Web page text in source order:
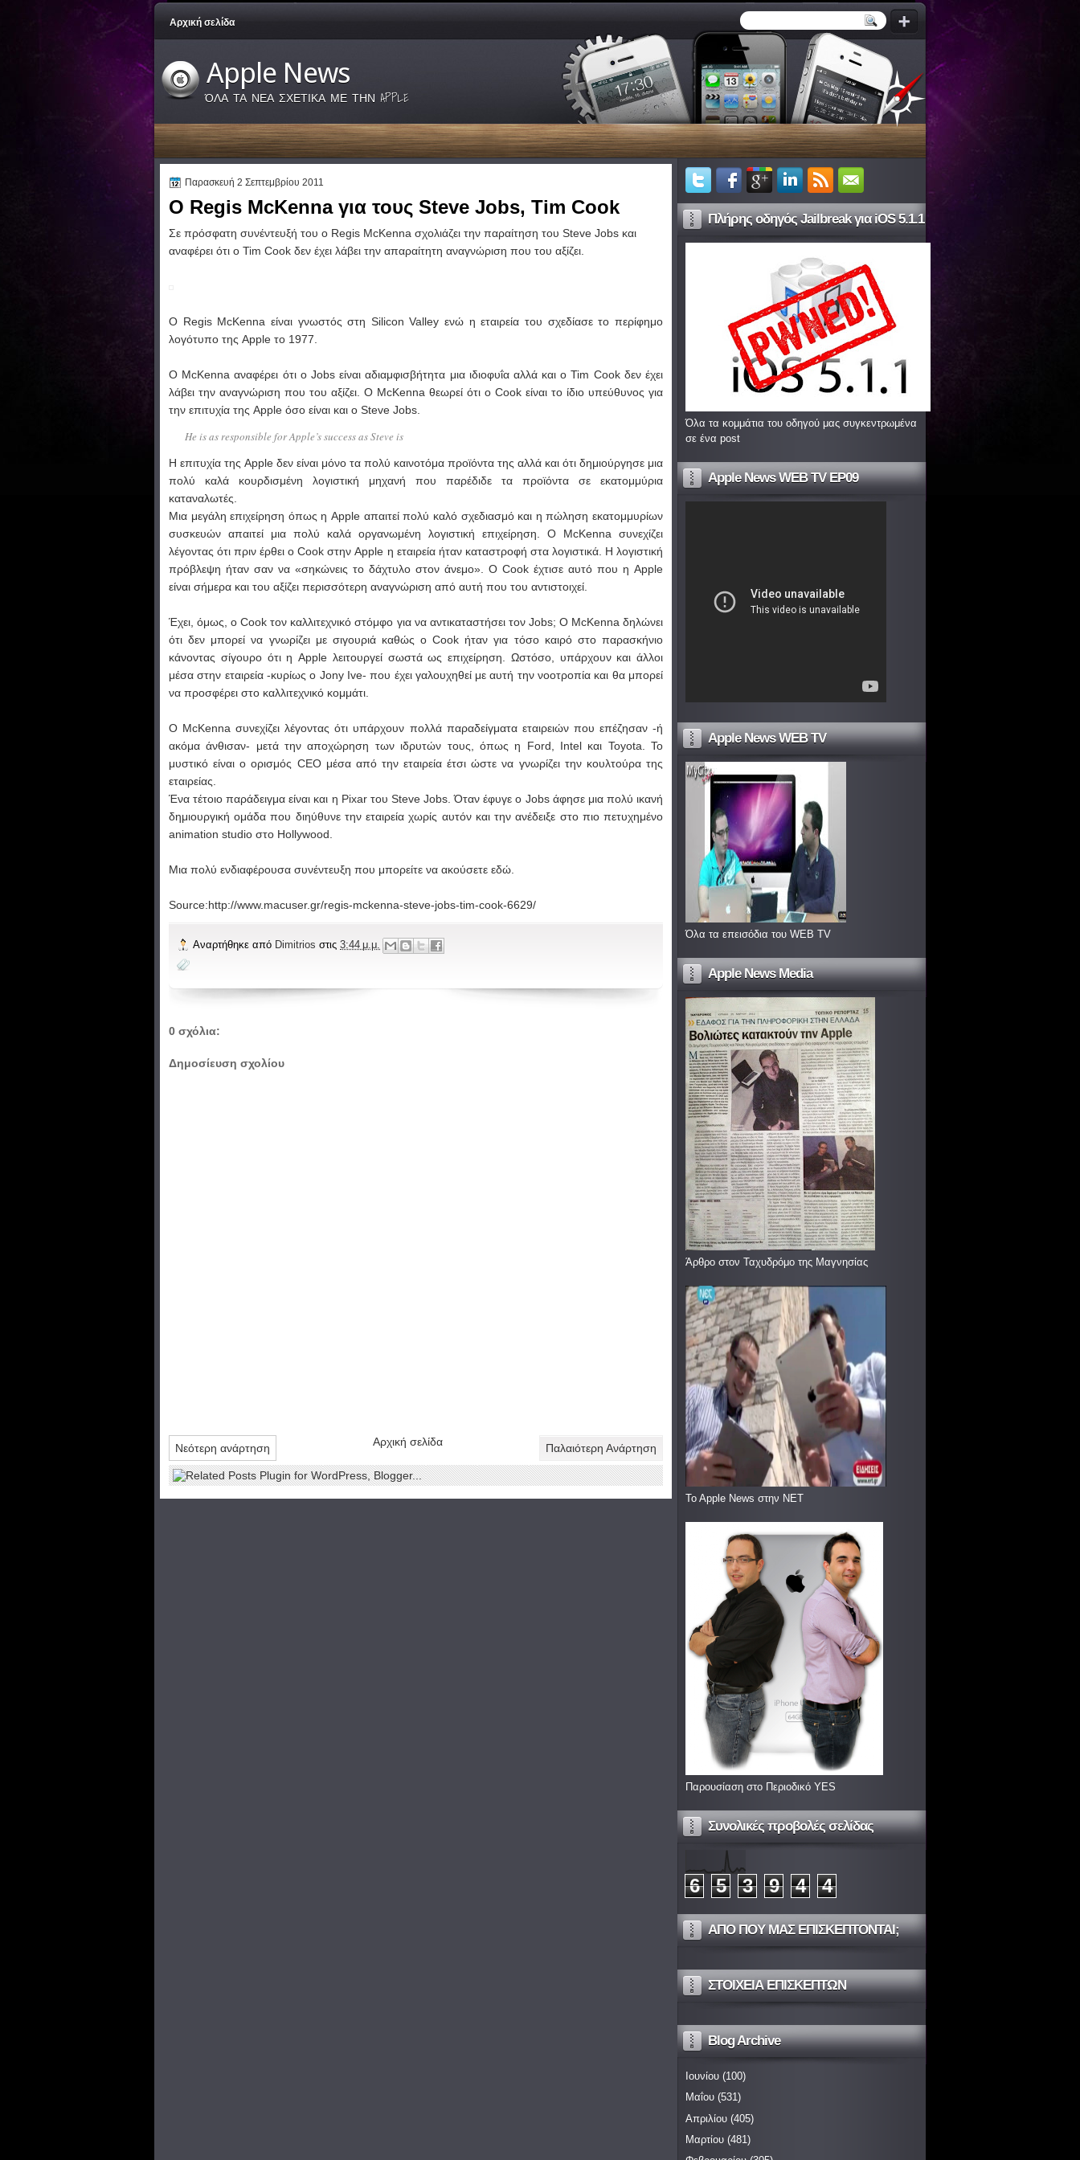
Αρχική σελίδα
Apple News
ΌΛΑ ΤΑ ΝΕΑ ΣΧΕΤΙΚΑ ΜΕ ΤΗΝ APPLE
Παρασκευή 2 Σεπτεμβρίου 2011
Ο Regis McKenna για τους Steve Jobs, Tim Cook
Σε πρόσφατη συνέντευξή του ο Regis McKenna σχολιάζει την παραίτηση του Steve Jobs και
αναφέρει ότι ο Tim Cook δεν έχει λάβει την απαραίτητη αναγνώριση που του αξίζει.
Ο Regis McKenna είναι γνωστός στη Silicon Valley ενώ η εταιρεία του σχεδίασε το περίφημο
λογότυπο της Apple το 1977.
Ο McKenna αναφέρει ότι ο Jobs είναι αδιαμφισβήτητα μια ιδιοφυΐα αλλά και ο Tim Cook δεν έχει
λάβει την αναγνώριση που του αξίζει. Ο McKenna θεωρεί ότι ο Cook είναι το ίδιο υπεύθυνος για
την επιτυχία της Apple όσο είναι και ο Steve Jobs.
He is as responsible for Apple’s success as Steve is
Η επιτυχία της Apple δεν είναι μόνο τα πολύ καινοτόμα προϊόντα της αλλά και ότι δημιούργησε μια
πολύ καλά κουρδισμένη λογιστική μηχανή που παρέδιδε τα προϊόντα σε εκατομμύρια
καταναλωτές.
Μια μεγάλη επιχείρηση όπως η Apple απαιτεί πολύ καλό σχεδιασμό και η πώληση εκατομμυρίων
συσκευών απαιτεί μια πολύ καλά οργανωμένη λογιστική επιχείρηση. Ο McKenna συνεχίζει
λέγοντας ότι πριν έρθει ο Cook στην Apple η εταιρεία ήταν καταστροφή στα λογιστικά. Η λογιστική
πρόβλεψη ήταν σαν να «σηκώνεις το δάχτυλο στον άνεμο». Ο Cook έχτισε αυτό που η Apple
είναι σήμερα και του αξίζει περισσότερη αναγνώριση από αυτή που του αντιστοιχεί.
Έχει, όμως, ο Cook τον καλλιτεχνικό στόμφο για να αντικαταστήσει τον Jobs; O McKenna δηλώνει
ότι δεν μπορεί να γνωρίζει με σιγουριά καθώς ο Cook ήταν για τόσο καιρό στο παρασκήνιο
κάνοντας σίγουρο ότι η Apple λειτουργεί σωστά ως επιχείρηση. Ωστόσο, υπάρχουν και άλλοι
μέσα στην εταιρεία -κυρίως ο Jony Ive- που έχει γαλουχηθεί με αυτή την νοοτροπία και θα μπορεί
να προσφέρει στο καλλιτεχνικό κομμάτι.
Ο McKenna συνεχίζει λέγοντας ότι υπάρχουν πολλά παραδείγματα εταιρειών που επέζησαν -ή
ακόμα άνθισαν- μετά την αποχώρηση των ιδρυτών τους, όπως η Ford, Intel και Toyota. Το
μυστικό είναι ο ορισμός CEO μέσα από την εταιρεία έτσι ώστε να γνωρίζει την κουλτούρα της
εταιρείας.
Ένα τέτοιο παράδειγμα είναι και η Pixar του Steve Jobs. Όταν έφυγε ο Jobs άφησε μια πολύ ικανή
δημιουργική ομάδα που διηύθυνε την εταιρεία χωρίς αυτόν και την ανέδειξε στο πιο πετυχημένο
animation studio στο Hollywood.
Μια πολύ ενδιαφέρουσα συνέντευξη που μπορείτε να ακούσετε εδώ
Source:http://www.macuser.gr/regis-mckenna-steve-jobs-tim-cook-6629/
Αναρτήθηκε από Dimitrios στις 3:44 μ.μ.
0 σχόλια:
Δημοσίευση σχολίου
Νεότερη ανάρτηση Παλαιότερη Ανάρτηση
Αρχική σελίδα
Πλήρης οδηγός Jailbreak για iOS 5.1.1
Όλα τα κομμάτια του οδηγού μας συγκεντρωμένα
σε ένα post
Apple News WEB TV EP09
Apple News WEB TV
Όλα τα επεισόδια του WEB TV
Apple News Media
Άρθρο στον Ταχυδρόμο της Μαγνησίας
To Apple News στην ΝΕΤ
Παρουσίαση στο Περιοδικό YES
Συνολικές προβολές σελίδας
6 5 3 9 4 4
ΑΠΟ ΠΟΥ ΜΑΣ ΕΠΙΣΚΕΠΤΟΝΤΑΙ;
ΣΤΟΙΧΕΙΑ ΕΠΙΣΚΕΠΤΩΝ
Blog Archive
Ιουνίου (100)
Μαΐου (531)
Απριλίου (405)
Μαρτίου (481)